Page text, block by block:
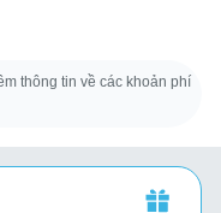
thông tin về các khoản phí